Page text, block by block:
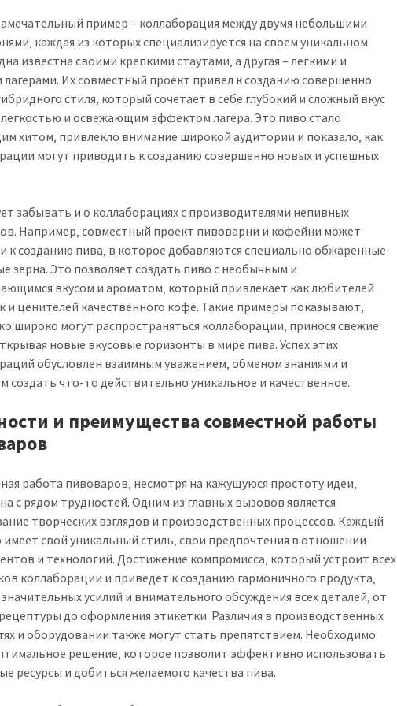
пример – коллаборация между двумя небольшими
каждая из которых специализируется на своем уникальном
известна своими крепкими стаутами‚ а другая – легкими и
Их совместный проект привел к созданию совершенно
стиля‚ который сочетает в себе глубокий и сложный вкус
легкостью и освежающим эффектом лагера. Это пиво стало
хитом‚ привлекло внимание широкой аудитории и показало‚ как
могут приводить к созданию совершенно новых и успешных
забывать и о коллаборациях с производителями непивных
Например‚ совместный проект пивоварни и кофейни может
к созданию пива‚ в которое добавляются специально обжаренные
зерна. Это позволяет создать пиво с необычным и
вкусом и ароматом‚ который привлекает как любителей
и ценителей качественного кофе. Такие примеры показывают‚
широко могут распространяться коллаборации‚ принося свежие
новые вкусовые горизонты в мире пива. Успех этих
обусловлен взаимным уважением‚ обменом знаниями и
создать что-то действительно уникальное и качественное.
и преимущества совместной работы
работа пивоваров‚ несмотря на кажущуюся простоту идеи‚
с рядом трудностей. Одним из главных вызовов является
творческих взглядов и производственных процессов. Каждый
свой уникальный стиль‚ свои предпочтения в отношении
и технологий. Достижение компромисса‚ который устроит всех
коллаборации и приведет к созданию гармоничного продукта‚
усилий и внимательного обсуждения всех деталей‚ от
до оформления этикетки. Различия в производственных
и оборудовании также могут стать препятствием. Необходимо
решение‚ которое позволит эффективно использовать
ресурсы и добиться желаемого качества пива.